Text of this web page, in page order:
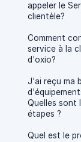
appeler le
clientèle?
Comment
service à la
d'oxio?
J'ai reçu ma
Quelles sont
étapes ?
Quel est le